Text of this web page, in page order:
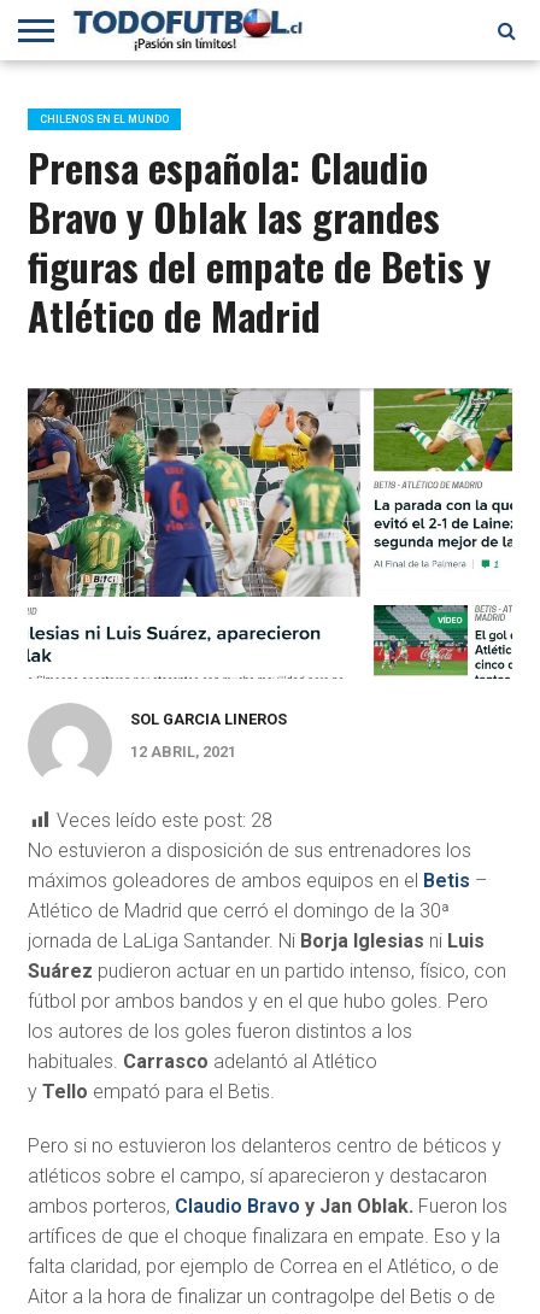
PRIMERA
B
SELECCIÓN
CHILENA
CHILENOS
EN EL
MUNDO
FÚTBOL
INTERNACIONAL
CHILENOS EN EL MUNDO
Prensa española: Claudio
Bravo y Oblak las grandes
figuras del empate de Betis y
Atlético de Madrid
SOL GARCIA LINEROS
12 ABRIL, 2021
Veces leído este post: 28
No estuvieron a disposición de sus entrenadores los
máximos goleadores de ambos equipos en el Betis –
Atlético de Madrid que cerró el domingo de la 30ª
jornada de LaLiga Santander. NiBorja Iglesias ni Luis
Suárez pudieron actuar en un partido intenso, físico, con
fútbol por ambos bandos y en el que hubo goles. Pero
los autores de los goles fueron distintos a los
habituales. Carrasco adelantó al Atlético
y Tello empató para el Betis.
Pero si no estuvieron los delanteros centro de béticos y
atléticos sobre el campo, sí aparecieron y destacaron
ambos porteros, Claudio Bravo y Jan Oblak. Fueron los
artífices de que el choque finalizara en empate. Eso y la
falta claridad, por ejemplo de Correa en el Atlético, o de
Aitor a la hora de finalizar un contragolpe del Betis o de